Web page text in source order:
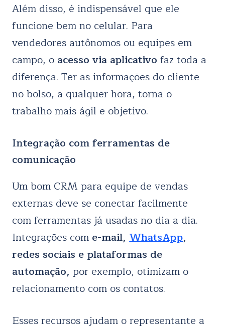
Além disso, é indispensável que ele
funcione bem no celular. Para
vendedores autônomos ou equipes em
campo, o acesso via aplicativofaz toda a
diferença. Ter as informações do cliente
no bolso, a qualquer hora, torna o
trabalho mais ágil e objetivo.
Integração com ferramentas de
comunicação
Um bom CRM para equipe de vendas
externas deve se conectar facilmente
com ferramentas já usadas no dia a dia.
Integrações com e-mail,WhatsApp,
redes sociais e plataformas de
automação, por exemplo, otimizam o
relacionamento com os contatos.
Esses recursos ajudam o representante a